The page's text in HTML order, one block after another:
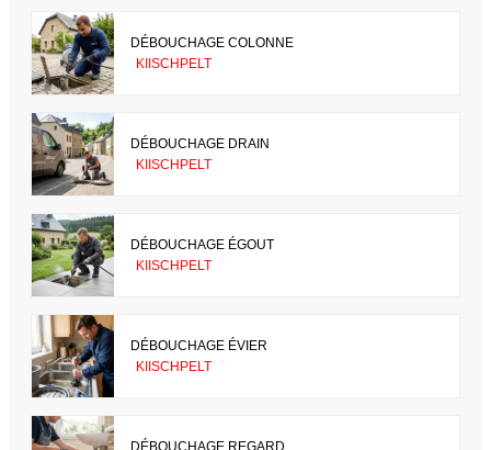
DÉBOUCHAGE COLONNE
KIISCHPELT
DÉBOUCHAGE DRAIN
KIISCHPELT
DÉBOUCHAGE ÉGOUT
KIISCHPELT
DÉBOUCHAGE ÉVIER
KIISCHPELT
DÉBOUCHAGE REGARD